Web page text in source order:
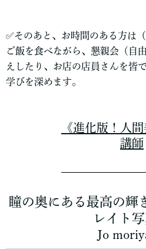
✅そのあと、お時間のある方は
ご飯を食べながら、懇親会（自
えしたり、お店の店員さんを皆
学びを深めます。
《進化版！人間
講師
瞳の奥にある最高の輝
レイト
Jo